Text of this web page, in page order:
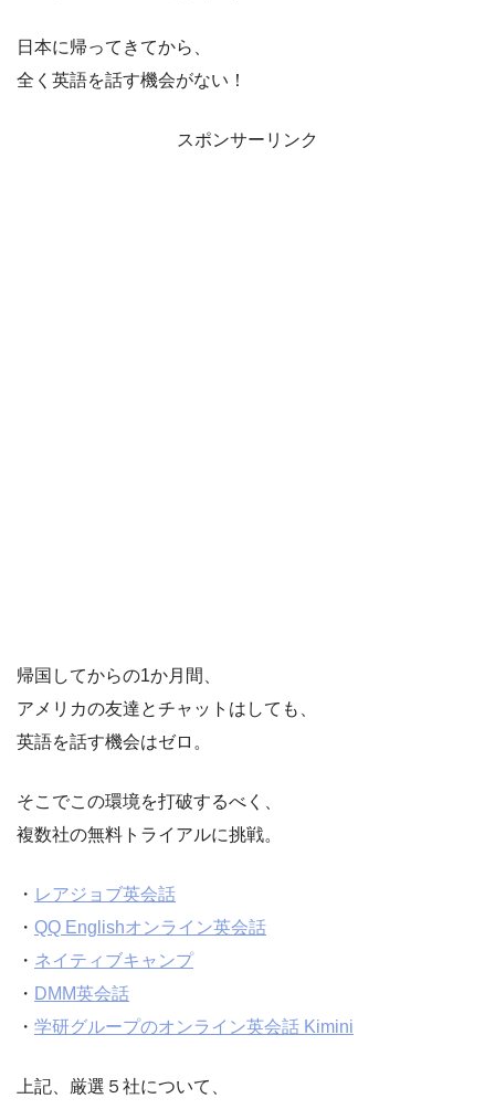
日本に帰ってきてから、
全く英語を話す機会がない！
スポンサーリンク
帰国してからの1か月間、
アメリカの友達とチャットはしても、
英語を話す機会はゼロ。
そこでこの環境を打破するべく、
複数社の無料トライアルに挑戦。
・ レアジョブ英会話
・ QQ Englishオンライン英会話
・ ネイティブキャンプ
・ DMM英会話
・ 学研グループのオンライン英会話 Kimini
上記、厳選５社について、